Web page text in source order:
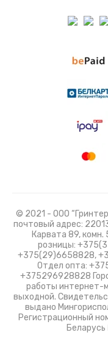
© 2021 - ООО
почтовый адрес:
Карвата 89,
розницы:
+375(29)6658828,
Отдел опта:
+375296928828
работы интернет-
выходной.
выдано
Регистрационный